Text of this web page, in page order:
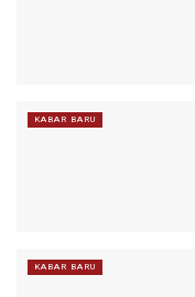
KABAR BARU
KABAR BARU